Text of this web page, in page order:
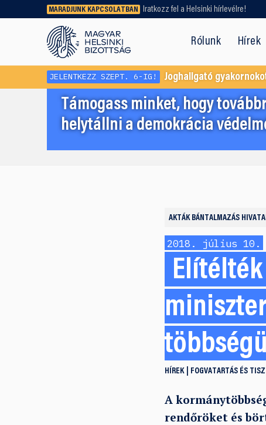
MARADJUNK KAPCSOLATBAN Iratkozz fel a Helsinki hírlevélre!
Rólunk Hírek
Régebbi tartalmat vagy
dokumentumot keresel? Használd a
keresőnket!
JELENTKEZZ SZEPT. 6-IG! Joghallgató
Támogass minket, hogy
helytállni a demokrácia
AKTÁK BÁNTALMAZÁS
2018. július 10.
HÍREK FOGVATARTÁS ÉS
A
rendőröket és